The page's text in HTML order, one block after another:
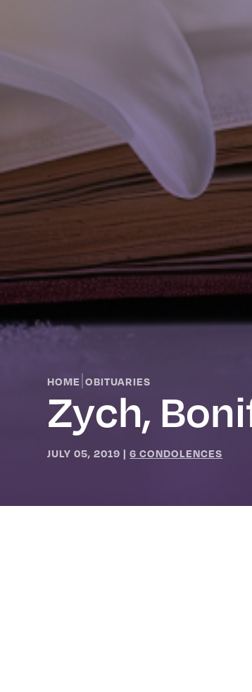
HOME |OBITUARIES
Zych,
JULY 05, 2019 |6 CONDOLENCES